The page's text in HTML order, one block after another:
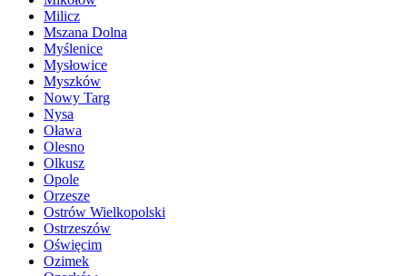
Milicz
Mszana Dolna
Myślenice
Mysłowice
Myszków
Nowy Targ
Nysa
Oława
Olesno
Olkusz
Opole
Orzesze
Ostrów Wielkopolski
Ostrzeszów
Oświęcim
Ozimek